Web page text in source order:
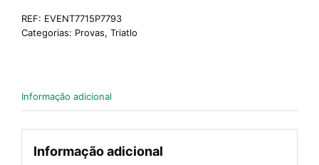
REF: EVENT7715P7793
Categorias: Provas, Triatlo
Informação adicional
Informação adicional